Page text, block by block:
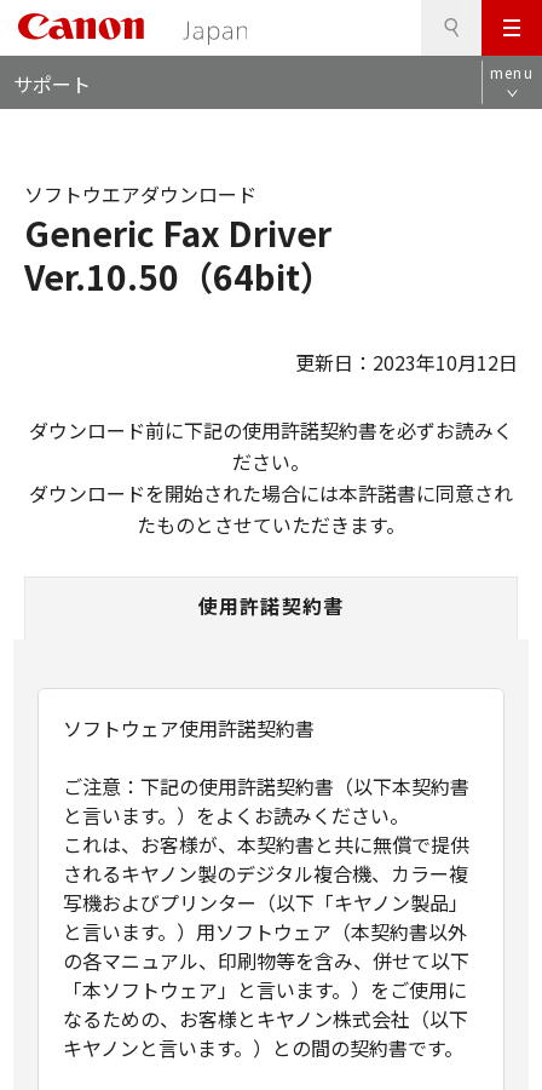
メ
ニ
ュ
サポート menu
Generic Fax Driver
Ver.10.50（64bit）
ソフトウエアダウンロード
更新日：2023年10月12日
ダウンロード前に下記の使用許諾契約書を必ずお読みく
ださい。
ダウンロードを開始された場合には本許諾書に同意され
たものとさせていただきます。
使用許諾契約書
ソフトウェア使用許諾契約書
ご注意：下記の使用許諾契約書（以下本契約書
と言います。）をよくお読みください。
これは、お客様が、本契約書と共に無償で提供
されるキヤノン製のデジタル複合機、カラー複
写機およびプリンター（以下「キヤノン製品」
と言います。）用ソフトウェア（本契約書以外
の各マニュアル、印刷物等を含み、併せて以下
「本ソフトウェア」と言います。）をご使用に
なるための、お客様とキヤノン株式会社（以下
キヤノンと言います。）との間の契約書です。